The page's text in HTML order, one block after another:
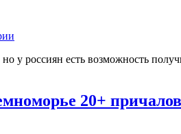
у россиян есть возможность
20+ причалов